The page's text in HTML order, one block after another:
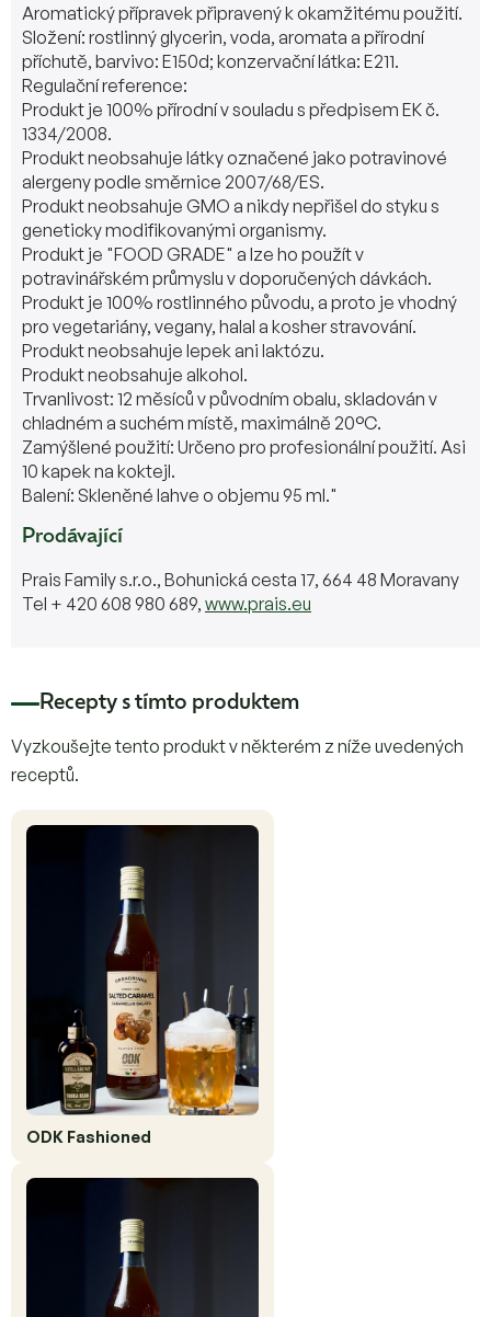
Aromatický přípravek připravený k okamžitému použití.
Složení: rostlinný glycerin, voda, aromata a přírodní
příchutě, barvivo: E150d; konzervační látka: E211.
Regulační reference:
Produkt je 100% přírodní v souladu s předpisem EK č.
1334/2008.
Produkt neobsahuje látky označené jako potravinové
alergeny podle směrnice 2007/68/ES.
Produkt neobsahuje GMO a nikdy nepřišel do styku s
geneticky modifikovanými organismy.
Produkt je "FOOD GRADE" a lze ho použít v
potravinářském průmyslu v doporučených dávkách.
Produkt je 100% rostlinného původu, a proto je vhodný
pro vegetariány, vegany, halal a kosher stravování.
Produkt neobsahuje lepek ani laktózu.
Produkt neobsahuje alkohol.
Trvanlivost: 12 měsíců v původním obalu, skladován v
chladném a suchém místě, maximálně 20°C.
Zamýšlené použití: Určeno pro profesionální použití. Asi
10 kapek na koktejl.
Balení: Skleněné lahve o objemu 95 ml."
Prodávající
Prais Family s.r.o., Bohunická cesta 17, 664 48 Moravany
Tel + 420 608 980 689, www.prais.eu
Recepty s tímto produktem
Vyzkoušejte tento produkt v některém z níže uvedených
receptů.
ODK Fashioned